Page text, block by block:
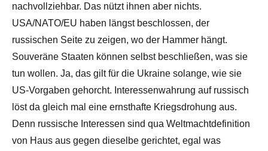
nachvollziehbar. Das nützt ihnen aber nichts.
USA/NATO/EU haben längst beschlossen, der
russischen Seite zu zeigen, wo der Hammer hängt.
Souveräne Staaten können selbst beschließen, was sie
tun wollen. Ja, das gilt für die Ukraine solange, wie sie
US-Vorgaben gehorcht. Interessenwahrung auf russisch
löst da gleich mal eine ernsthafte Kriegsdrohung aus.
Denn russische Interessen sind qua Weltmachtdefinition
von Haus aus gegen dieselbe gerichtet, egal was